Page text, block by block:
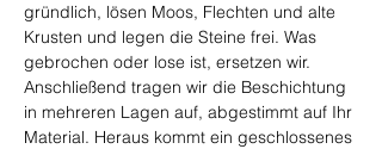
gründlich, lösen Moos, Flechten und alte
Krusten und legen die Steine frei. Was
gebrochen oder lose ist, ersetzen wir.
Anschließend tragen wir die Beschichtung
in mehreren Lagen auf, abgestimmt auf Ihr
Material. Heraus kommt ein geschlossenes